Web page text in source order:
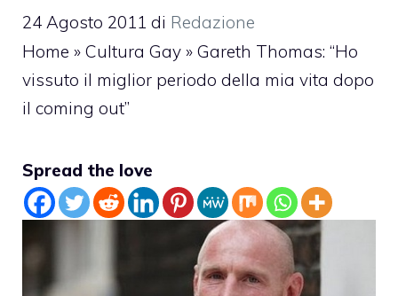
24 Agosto 2011 di Redazione
Home » Cultura Gay » Gareth Thomas: “Ho
vissuto il miglior periodo della mia vita dopo
il coming out”
Spread the love